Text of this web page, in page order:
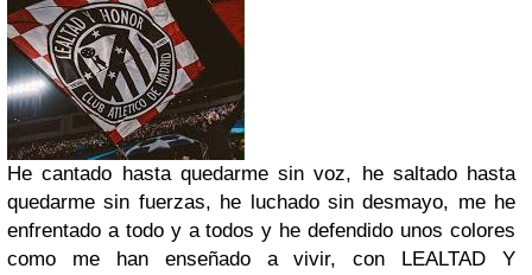
He cantado hasta quedarme sin voz, he saltado hasta
quedarme sin fuerzas, he luchado sin desmayo, me he
enfrentado a todo y a todos y he defendido unos colores
como me han enseñado a vivir, con LEALTAD Y